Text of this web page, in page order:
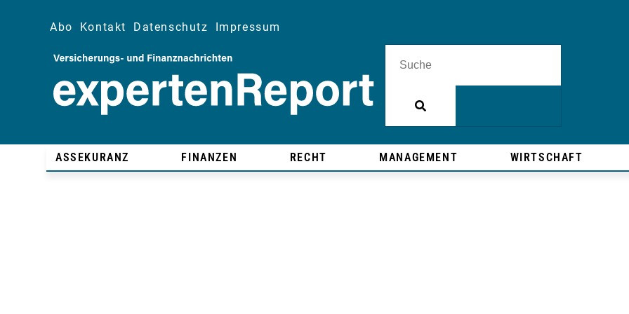
Abo Kontakt Datenschutz Impressum
ASSEKURANZ FINANZEN RECHT MANAGEMENT WIRTSCHAFT